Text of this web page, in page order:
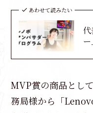
あわせて読みたい
MVP賞の商品とし
務局様から「